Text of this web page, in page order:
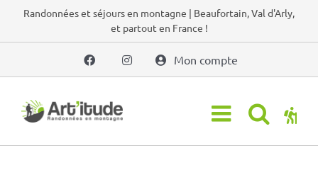
PasserRandonnées et séjours en montagne | Beaufortain, Val d'Arly,
et partout en France !
Mon compte